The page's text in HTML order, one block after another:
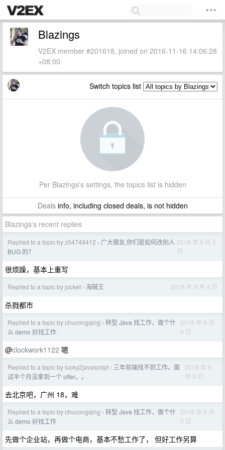
Blazings
V2EX member #201618, joined on 2016-11-16 14:06:28
+08:00
Switch topics list
Per Blazings's settings, the topics list is hidden
Dealsinfo, including closed deals, is not hidden
Blazings's recent replies
Replied to a topic by z54749412 › 广大猿友,你们是如何改别人
BUG 的？
2018 年 9 月 5
日
很烦躁，基本上重写
Replied to a topic by jocket › 海贼王 2018 年 9 月 4 日
杀戮都市
Replied to a topic by chucongqing › 转型 Java 找工作，做个什
么 demo 好找工作
2018 年 9 月
3 日
@clockwork1122 嗯
Replied to a topic by lucky2javascript › 三年前端找不到工作。面
试半个月没拿到一个 offer。。
2018 年 9
月 3 日
去北京吧，广州 18，难
Replied to a topic by chucongqing › 转型 Java 找工作，做个什
么 demo 好找工作
2018 年 9 月
3 日
先做个企业站，再做个电商，基本不愁工作了， 但好工作另算